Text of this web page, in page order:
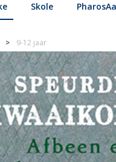
Skole
9-12 jaar